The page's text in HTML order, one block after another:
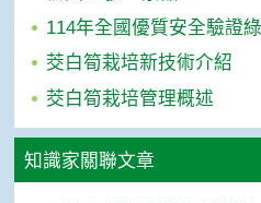
114年全國優質安全驗證
茭白筍栽培新技術介紹
茭白筍栽培管理概述
知識家關聯文章